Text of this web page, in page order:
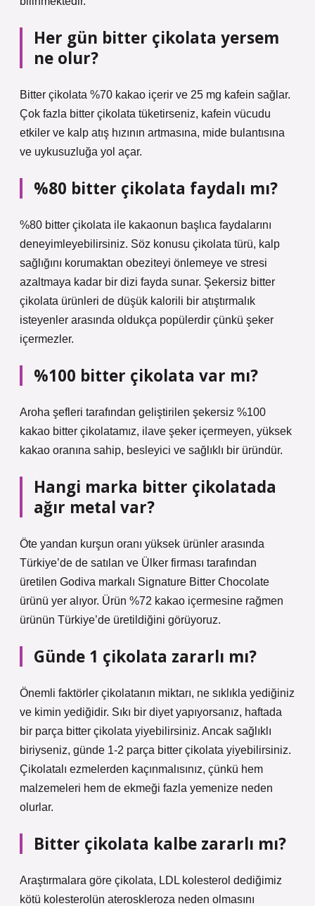
Her gün bitter çikolata yersem
ne olur?
Bitter çikolata %70 kakao içerir ve 25 mg kafein sağlar.
Çok fazla bitter çikolata tüketirseniz, kafein vücudu
etkiler ve kalp atış hızının artmasına, mide bulantısına
ve uykusuzluğa yol açar.
%80 bitter çikolata faydalı mı?
%80 bitter çikolata ile kakaonun başlıca faydalarını
deneyimleyebilirsiniz. Söz konusu çikolata türü, kalp
sağlığını korumaktan obeziteyi önlemeye ve stresi
azaltmaya kadar bir dizi fayda sunar. Şekersiz bitter
çikolata ürünleri de düşük kalorili bir atıştırmalık
isteyenler arasında oldukça popülerdir çünkü şeker
içermezler.
%100 bitter çikolata var mı?
Aroha şefleri tarafından geliştirilen şekersiz %100
kakao bitter çikolatamız, ilave şeker içermeyen, yüksek
kakao oranına sahip, besleyici ve sağlıklı bir üründür.
Hangi marka bitter çikolatada
ağır metal var?
Öte yandan kurşun oranı yüksek ürünler arasında
Türkiye’de de satılan ve Ülker firması tarafından
üretilen Godiva markalı Signature Bitter Chocolate
ürünü yer alıyor. Ürün %72 kakao içermesine rağmen
ürünün Türkiye’de üretildiğini görüyoruz.
Günde 1 çikolata zararlı mı?
Önemli faktörler çikolatanın miktarı, ne sıklıkla yediğiniz
ve kimin yediğidir. Sıkı bir diyet yapıyorsanız, haftada
bir parça bitter çikolata yiyebilirsiniz. Ancak sağlıklı
biriyseniz, günde 1-2 parça bitter çikolata yiyebilirsiniz.
Çikolatalı ezmelerden kaçınmalısınız, çünkü hem
malzemeleri hem de ekmeği fazla yemenize neden
olurlar.
Bitter çikolata kalbe zararlı mı?
Araştırmalara göre çikolata, LDL kolesterol dediğimiz
kötü kolesterolün ateroskleroza neden olmasını